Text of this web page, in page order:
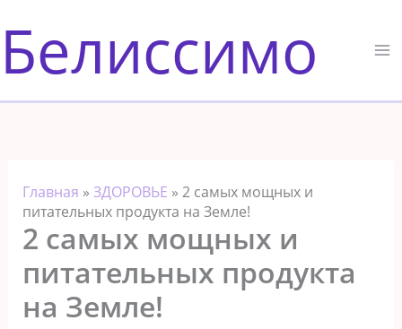
к
содержимому
Белиссимо
Главная » ЗДОРОВЬЕ » 2 самых мощных и
питательных продукта на Земле!
2 самых мощных и
питательных продукта
на Земле!